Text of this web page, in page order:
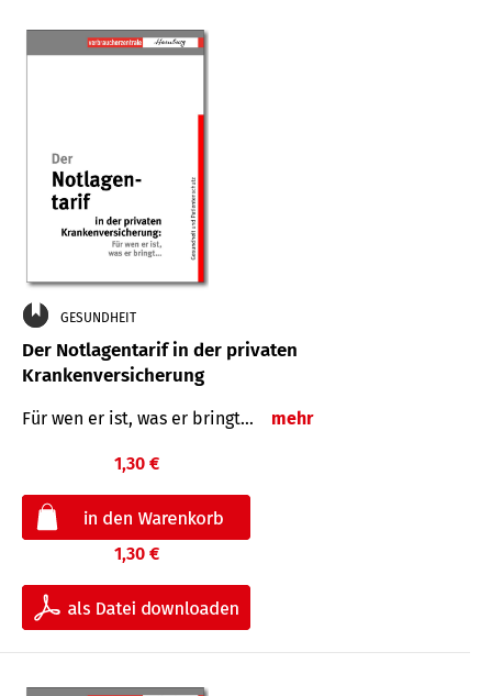
GESUNDHEIT
Der Notlagentarif in der privaten
Krankenversicherung
Für wen er ist, was er bringt… mehr
1,30 €
1,30 €